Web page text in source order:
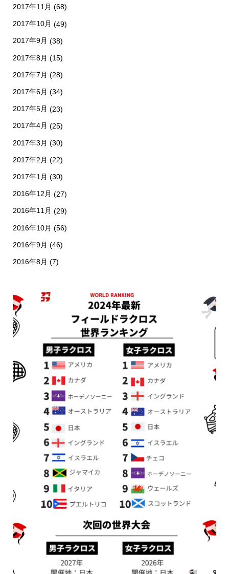
2017年11月 (68)
2017年10月 (49)
2017年9月 (38)
2017年8月 (15)
2017年7月 (28)
2017年6月 (34)
2017年5月 (23)
2017年4月 (25)
2017年3月 (30)
2017年2月 (22)
2017年1月 (30)
2016年12月 (27)
2016年11月 (29)
2016年10月 (56)
2016年9月 (46)
2016年8月 (7)